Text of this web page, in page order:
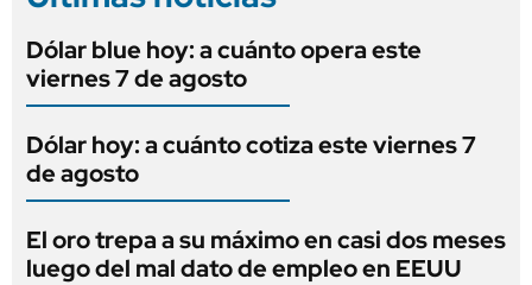
Dólar blue hoy: a cuánto opera este
viernes 7 de agosto
Dólar hoy: a cuánto cotiza este viernes 7
de agosto
El oro trepa a su máximo en casi dos meses
luego del mal dato de empleo en EEUU